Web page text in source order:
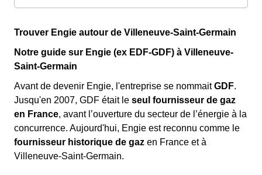
Trouver Engie autour de Villeneuve-Saint-Germain
Notre guide sur Engie (ex EDF-GDF) à Villeneuve-
Saint-Germain
Avant de devenir Engie, l'entreprise se nommaitGDF.
Jusqu'en 2007, GDF était le seul fournisseur de gaz
en France, avant l’ouverture du secteur de l’énergie à la
concurrence. Aujourd'hui, Engie est reconnu comme le
fournisseur historique de gaz en France et à
Villeneuve-Saint-Germain.